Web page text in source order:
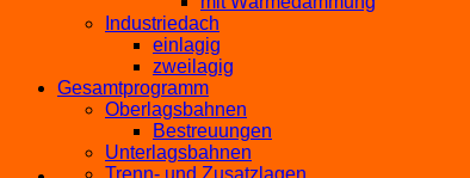
Industriedach
einlagig
zweilagig
Gesamtprogramm
Oberlagsbahnen
Bestreuungen
Unterlagsbahnen